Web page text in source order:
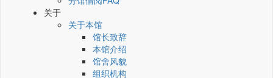
关于
关于本馆
馆长致辞
本馆介绍
馆舍风貌
组织机构